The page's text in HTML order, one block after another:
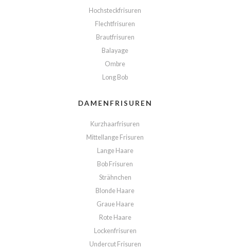
Hochsteckfrisuren
Flechtfrisuren
Brautfrisuren
Balayage
Ombre
Long Bob
DAMENFRISUREN
Kurzhaarfrisuren
Mittellange Frisuren
Lange Haare
Bob Frisuren
Strähnchen
Blonde Haare
Graue Haare
Rote Haare
Lockenfrisuren
Undercut Frisuren